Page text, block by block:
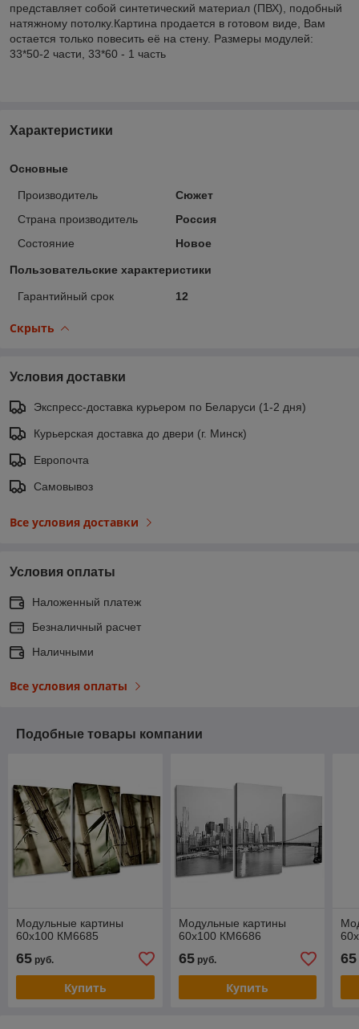
представляет собой синтетический материал (ПВХ), подобный
натяжному потолку.Картина продается в готовом виде, Вам
остается только повесить её на стену. Размеры модулей:
33*50-2 части, 33*60 - 1 часть
Характеристики
Основные
Производитель
Сюжет
Страна производитель
Россия
Состояние
Новое
Пользовательские характеристики
Гарантийный срок 12
Скрыть
Условия доставки
Экспресс-доставка курьером по Беларуси (1-2 дня)
Курьерская доставка до двери (г. Минск)
Европочта
Самовывоз
Все условия доставки
Условия оплаты
Наложенный платеж
Безналичный расчет
Наличными
Все условия оплаты
Подобные товары компании
Модульные картины
60x100 КМ6685
65 руб.
Купить
Модульные картины
60x100 КМ6686
65руб.
Купить
65